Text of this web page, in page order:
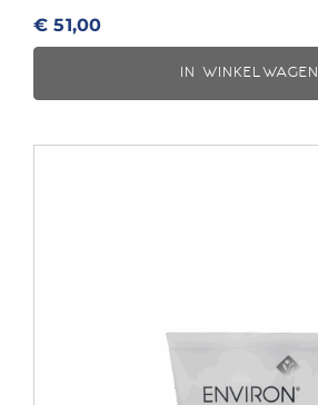
€ 51,00
IN WINKELWAGEN